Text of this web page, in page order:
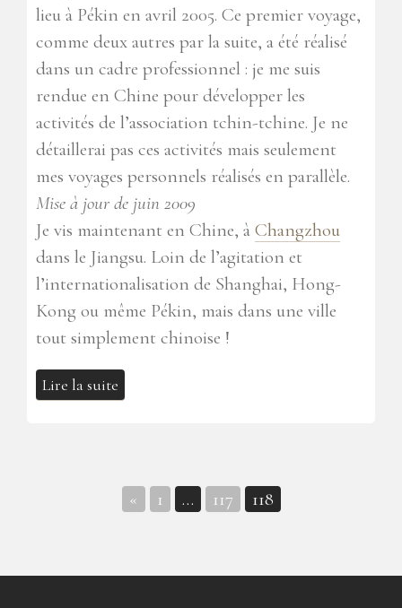
lieu à Pékin en avril 2005. Ce premier voyage,
comme deux autres par la suite, a été réalisé
dans un cadre professionnel : je me suis
rendue en Chine pour développer les
activités de l’association tchin-tchine. Je ne
détaillerai pas ces activités mais seulement
mes voyages personnels réalisés en parallèle.
Mise à jour de juin 2009
Je vis maintenant en Chine, à Changzhou
dans le Jiangsu. Loin de l’agitation et
l’internationalisation de Shanghai, Hong-
Kong ou même Pékin, mais dans une ville
tout simplement chinoise !
Lire la suite
Navigation
des
« 1 … 117 118